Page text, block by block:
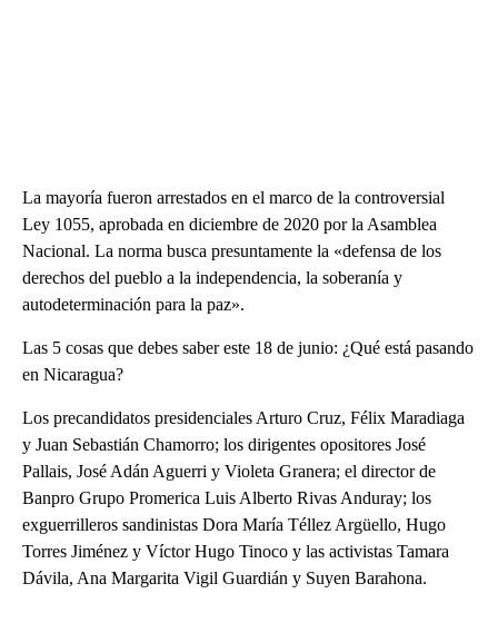
La mayoría fueron arrestados en el marco de la controversial
Ley 1055, aprobada en diciembre de 2020 por la Asamblea
Nacional. La norma busca presuntamente la «defensa de los
derechos del pueblo a la independencia, la soberanía y
autodeterminación para la paz».
Las 5 cosas que debes saber este 18 de junio: ¿Qué está pasando
en Nicaragua?
Los precandidatos presidenciales Arturo Cruz, Félix Maradiaga
y Juan Sebastián Chamorro; los dirigentes opositores José
Pallais, José Adán Aguerri y Violeta Granera; el director de
Banpro Grupo Promerica Luis Alberto Rivas Anduray; los
exguerrilleros sandinistas Dora María Téllez Argüello, Hugo
Torres Jiménez y Víctor Hugo Tinoco y las activistas Tamara
Dávila, Ana Margarita Vigil Guardián y Suyen Barahona.